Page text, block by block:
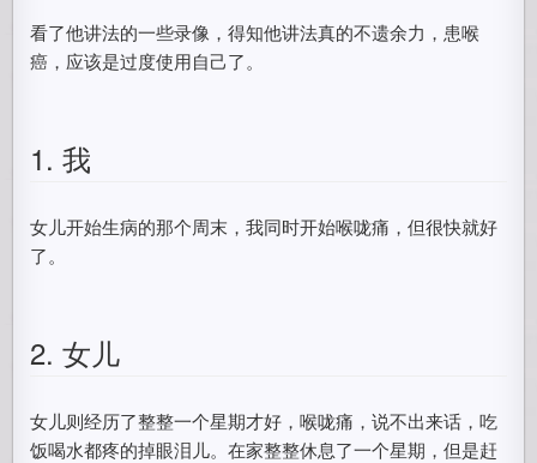
看了他讲法的一些录像，得知他讲法真的不遗余力，患喉
癌，应该是过度使用自己了。
1. 我
女儿开始生病的那个周末，我同时开始喉咙痛，但很快就好
了。
2. 女儿
女儿则经历了整整一个星期才好，喉咙痛，说不出来话，吃
饭喝水都疼的掉眼泪儿。在家整整休息了一个星期，但是赶